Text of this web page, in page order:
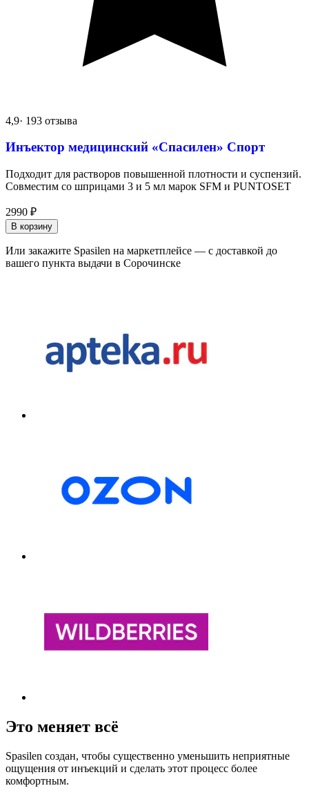
4,9· 193 отзыва
Инъектор медицинский «Спасилен» Спорт
Подходит для растворов повышенной плотности и суспензий.
Совместим со шприцами 3 и 5 мл марок SFM и PUNTOSET
2990 ₽
В корзину
Или закажите Spasilen на маркетплейсе — с доставкой до
вашего пункта выдачи в Сорочинске
Это меняет всё
Spasilen создан, чтобы существенно уменьшить неприятные
ощущения от инъекций и сделать этот процесс более
комфортным.